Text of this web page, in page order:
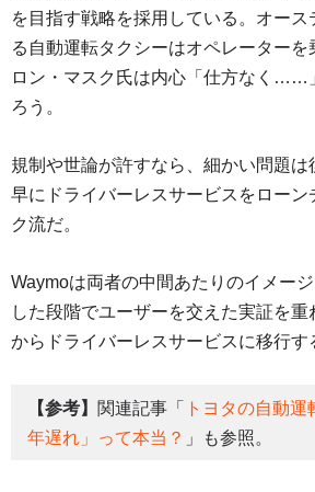
を目指す戦略を採用している。オー
る自動運転タクシーはオペレーター
ロン・マスク氏は内心「仕方なく……
ろう。
規制や世論が許すなら、細かい問題
早にドライバーレスサービスをローン
ク流だ。
Waymoは両者の中間あたりのイメー
した段階でユーザーを交えた実証を重
からドライバーレスサービスに移行す
【参考】 関連記事「
トヨタの自動
年遅れ」って本当？ 」も参照。